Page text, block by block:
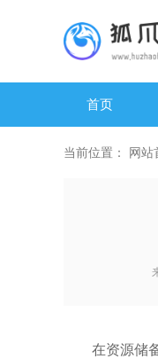
首页
当前位置： 网站
在资源储